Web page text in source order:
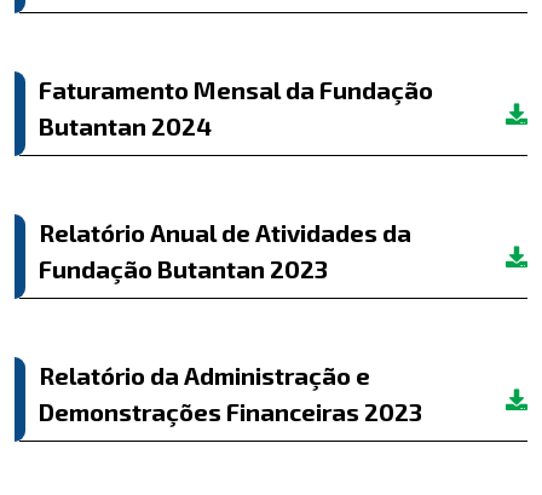
Faturamento Mensal da Fundação
Butantan 2024
Relatório Anual de Atividades da
Fundação Butantan 2023
Relatório da Administração e
Demonstrações Financeiras 2023